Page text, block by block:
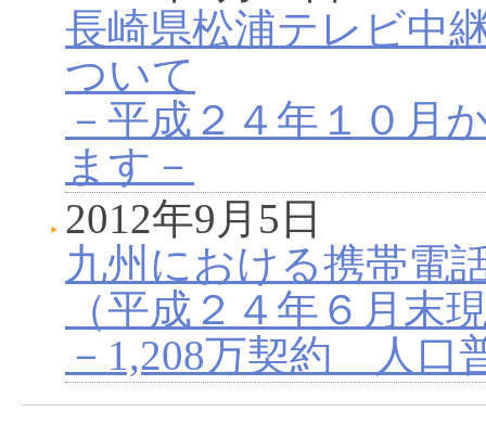
長崎県松浦テレビ中
ついて
－平成２４年１０月
ます－
2012年9月5日
九州における携帯電
（平成２４年６月末
－1,208万契約 人口